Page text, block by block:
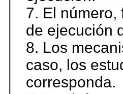
7. El número,
de ejecución
8. Los
caso, los
corresponda.